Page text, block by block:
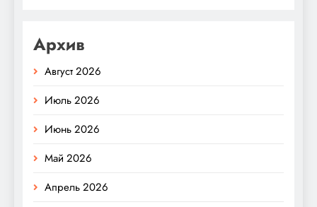
Архив
Август 2026
Июль 2026
Июнь 2026
Май 2026
Апрель 2026